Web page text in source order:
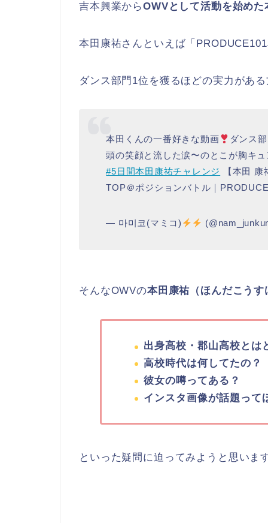
吉本興業からOWVとして活動を始め
本田康祐さんといえば「
ダンス部門1位を獲るほどの実力があ
本田くんの一番好きな動画
ダンス
頭の笑顔と流した涙〜のとこが胸キ
#5日間本田康祐チャレンジ
【本田
TOP＠ポジションバトル｜
— 마미코(マミコ)
そんなOWVの本田康祐（ほんだこう
出身高校・郡山高校とは
高校時代は何してたの？
彼女の噂ってある？
インスタ画像が話題って
といった疑問に迫ってみようと思いま